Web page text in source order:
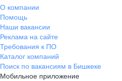
О компании
Помощь
Наши вакансии
Реклама на сайте
Требования к ПО
Каталог компаний
Поиск по вакансиям в Бишкеке
Мобильное приложение